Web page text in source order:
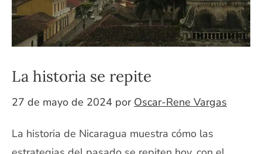
La historia se repite
27 de mayo de 2024 por Oscar-Rene Vargas
La historia de Nicaragua muestra cómo las